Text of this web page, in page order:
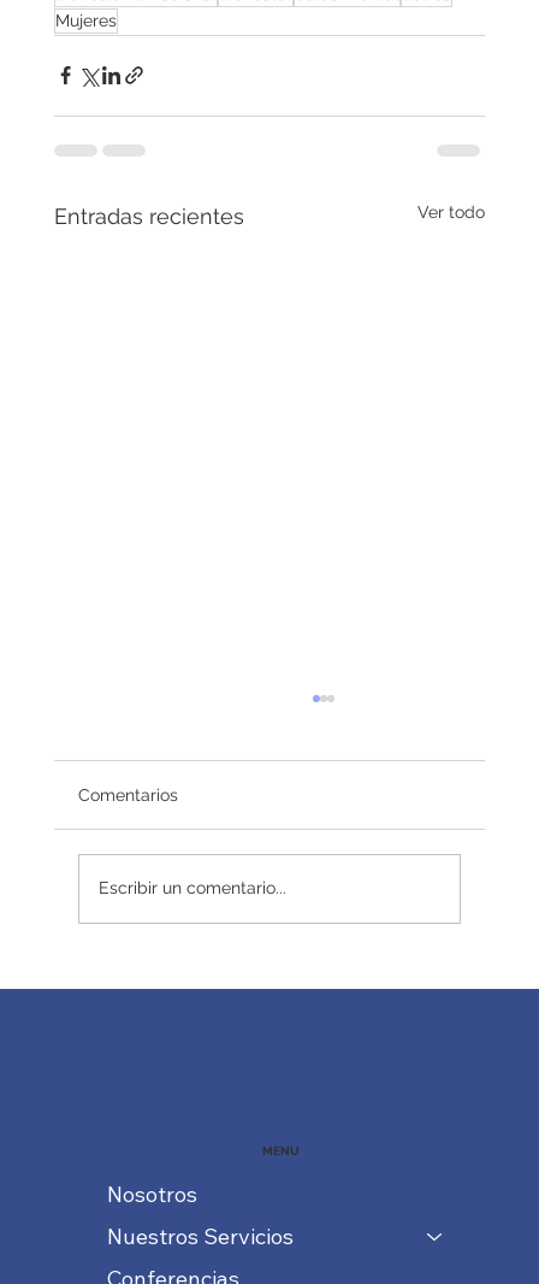
Mujeres
Entradas recientes Ver todo
Comentarios
Escribir un comentario...
MENU
Nosotros
Nuestros Servicios